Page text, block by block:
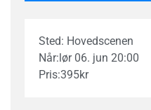
Sted: Hovedscenen
Når:lør 06. jun 20:00
Pris:395kr